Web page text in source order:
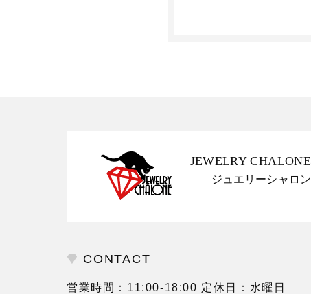
JEWELRY CHALONE
ジュエリーシャロン
CONTACT
営業時間：11:00-18:00 定休日：水曜日